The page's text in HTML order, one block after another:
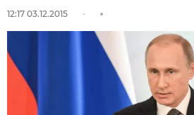
12:17 03.12.2015